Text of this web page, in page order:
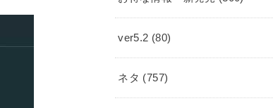
ver5.2 (80)
ネタ (757)